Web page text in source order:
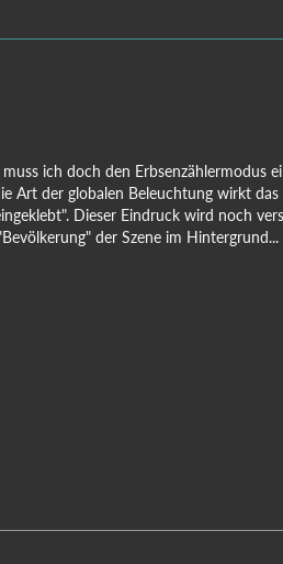
ich doch den Erbsenzählermodus
Art der globalen Beleuchtung wirkt
Dieser Eindruck wird noch
der Szene im Hintergrund...